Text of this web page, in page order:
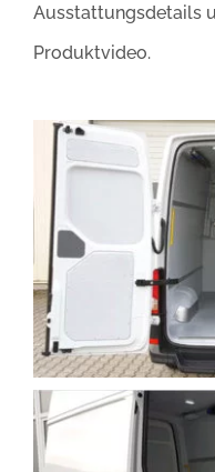
Ausstattungsdetails
Produktvideo.